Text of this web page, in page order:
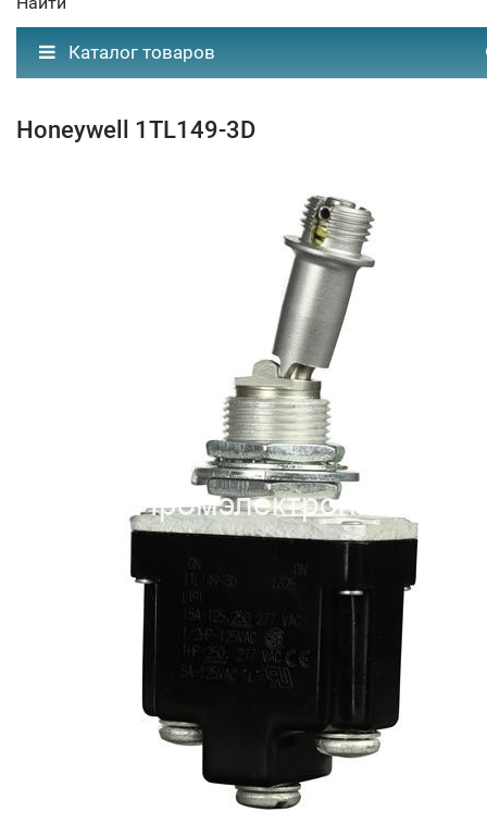
Каталог товаров
Honeywell 1TL149-3D